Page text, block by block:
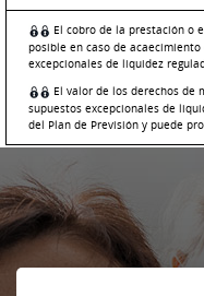
El cobro de la prestación o
posible en caso de
excepcionales de liquidez
El valor de los derechos de
supuestos excepcionales de
del Plan de Previsión y puede
contenido,
por
favor
espere...